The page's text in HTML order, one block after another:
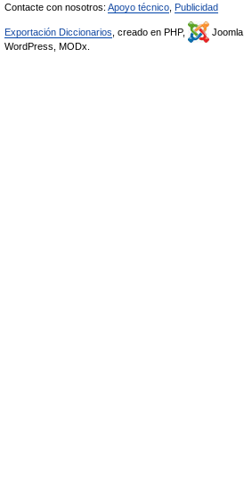
Contacte con nosotros: Apoyo técnico Publicidad
Exportación Diccionarios , creado en PHP, Joomla,
WordPress, MODx.